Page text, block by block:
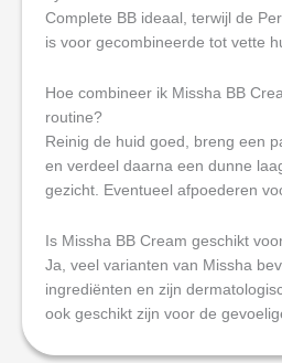
Complete BB ideaal, terwijl de
is voor gecombineerde tot vette
Hoe combineer ik Missha BB
routine?
Reinig de huid goed, breng een
en verdeel daarna een dunne
gezicht. Eventueel afpoederen
Is Missha BB Cream geschikt
Ja, veel varianten van Missha
ingrediënten en zijn
ook geschikt zijn voor de